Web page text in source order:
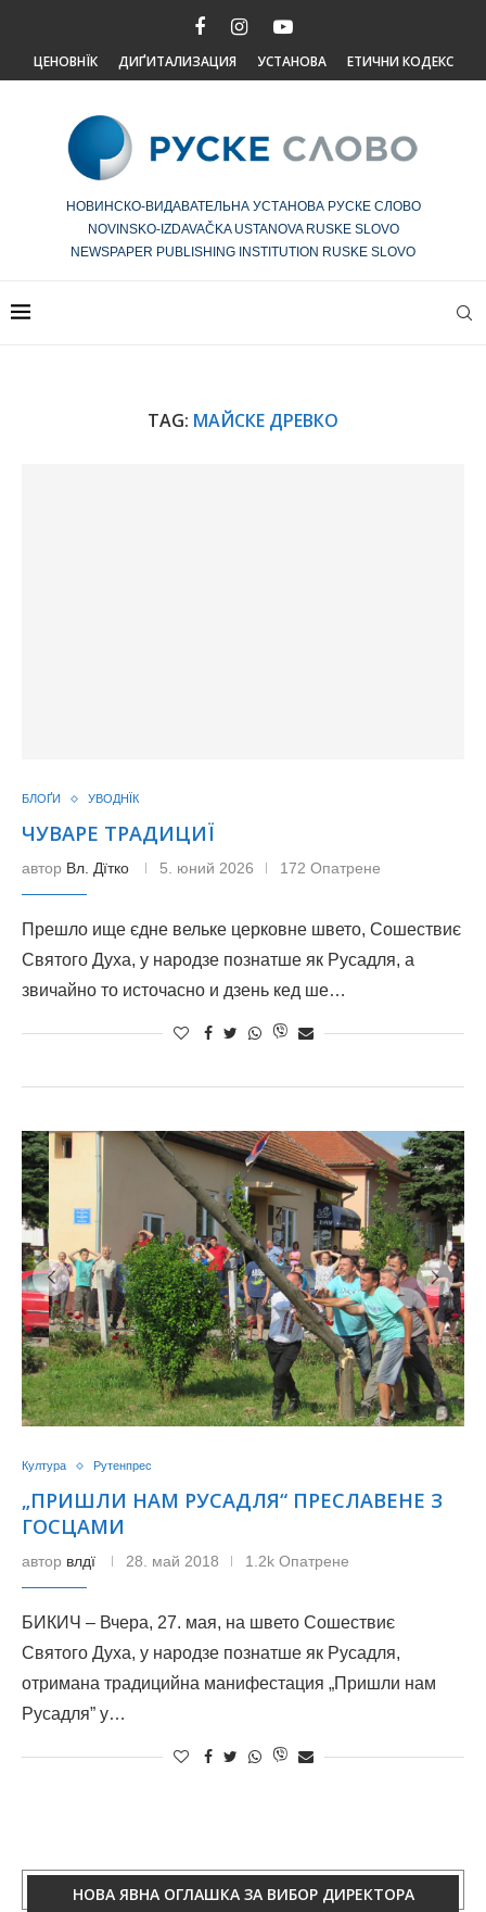
ЦЕНОВНЇК ДИҐИТАЛИЗАЦИЯ УСТАНОВА ЕТИЧНИ КОДЕКС
НОВИНСКО-ВИДАВАТЕЛЬНА УСТАНОВА РУСКЕ СЛОВО
NOVINSKO-IZDAVAČKA USTANOVA RUSKE SLOVO
NEWSPAPER PUBLISHING INSTITUTION RUSKE SLOVO
TAG: МАЙСКЕ ДРЕВКО
БЛОҐИ УВОДНЇК
ЧУВАРЕ ТРАДИЦИЇ
автор Вл. Дїтко 5. юний 2026 172 Опатрене
Прешло ище єдне вельке церковне швето, Сошествиє
Святого Духа, у народзе познатше як Русадля, а
звичайно то источасно и дзень кед ше…
Култура Рутенпрес
„ПРИШЛИ НАМ РУСАДЛЯ“ ПРЕСЛАВЕНЕ З
ГОСЦАМИ
автор влдї 28. май 2018 1.2k Опатрене
БИКИЧ – Вчера, 27. мая, на швето Сошествиє
Святого Духа, у народзе познатше як Русадля,
отримана традицийна манифестация „Пришли нам
Русадля” у…
НОВА ЯВНА ОГЛАШКА ЗА ВИБОР ДИРЕКТОРА